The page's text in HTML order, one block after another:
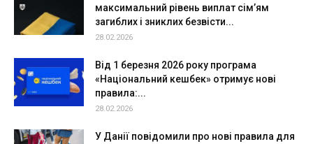
максимальний рівень виплат сім’ям
загиблих і зниклих безвісти...
28.02.2026
Від 1 березня 2026 року програма
«Національний кешбек» отримує нові
правила:...
28.02.2026
У Данії повідомили про нові правила для